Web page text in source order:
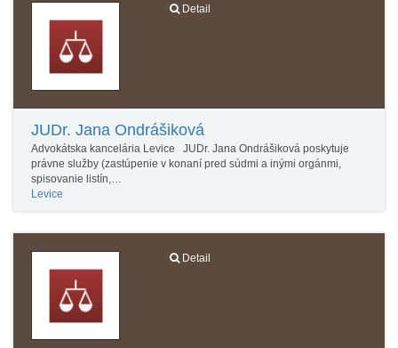
Detail
JUDr. Jana Ondrášiková
Advokátska kancelária Levice JUDr. Jana Ondrášiková poskytuje
právne služby (zastúpenie v konaní pred súdmi a inými orgánmi,
spisovanie listín,…
Levice
Detail